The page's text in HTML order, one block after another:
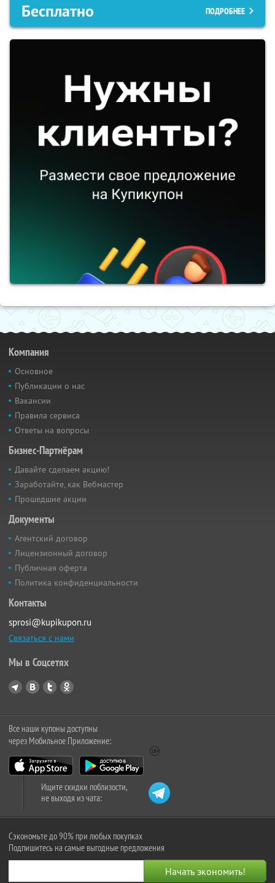
Бесплатно ПОДРОБНЕЕ
Компания
Основное
Публикации о нас
Вакансии
Правила сервиса
Ответы на вопросы
Бизнес-Партнёрам
Давайте сделаем акцию!
Заработайте, как Вебмастер
Прошедшие акции
Документы
Агентский договор
Лицензионный договор
Публичная оферта
Политика конфиденциальности
Контакты
sprosi@kupikupon.ru
Связаться с нами
Мы в Соцсетях
Все наши купоны доступны
через Мобильное Приложение:
Ищите скидки поблизости,
не выходя из чата:
Сэкономьте до 90% при любых покупках
Подпишитесь на самые выгодные предложения